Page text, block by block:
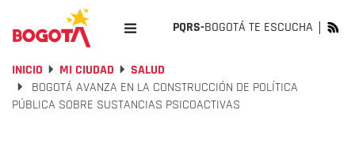
PQRS-BOGOTÁ TE ESCUCHA
INICIO MI CIUDAD
SALUD
BOGOTÁ AVANZA EN LA CONSTRUCCIÓN DE POLÍTICA
PÚBLICA SOBRE SUSTANCIAS PSICOACTIVAS